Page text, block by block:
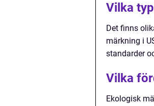
Vilka
Det finns
märkning i
standarder
Vilka
Ekologisk